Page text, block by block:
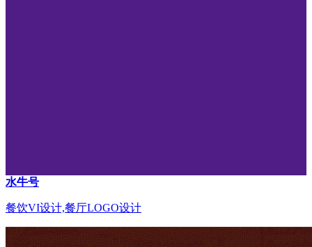
水牛号
餐饮VI设计,餐厅LOGO设计